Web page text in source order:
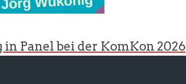
Panel bei der KomKon 2026